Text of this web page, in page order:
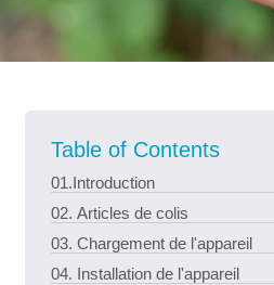
Table of Contents
01.Introduction
02. Articles de colis
03. Chargement de l'appareil
04. Installation de l'appareil